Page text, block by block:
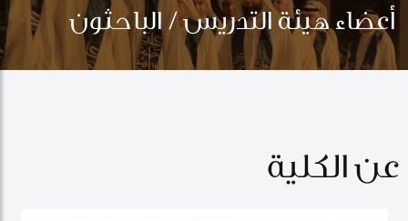
أعضاء هيئة التدريس / الباحثون
عن الكلية